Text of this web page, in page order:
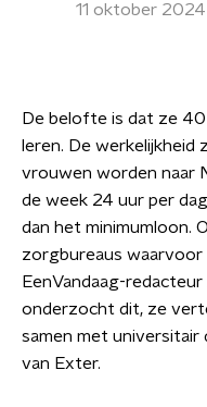
11 oktober
De belofte is dat ze
leren. De werkelijkheid
vrouwen worden naar
de week 24 uur per
dan het minimumloon.
zorgbureaus waarvoor
EenVandaag-
onderzocht dit, ze
samen met
van Exter.